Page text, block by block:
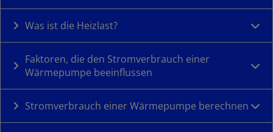
Was ist die Heizlast?
Faktoren, die den Stromverbrauch einer
Wärmepumpe beeinflussen
Stromverbrauch einer Wärmepumpe berechnen